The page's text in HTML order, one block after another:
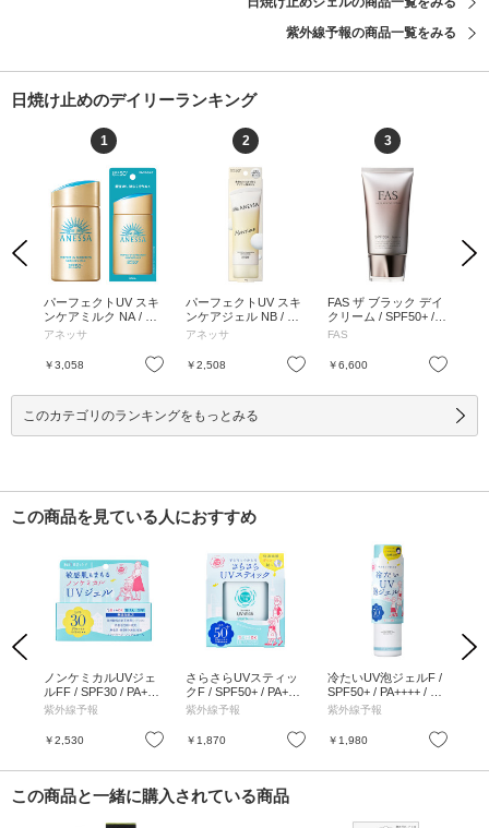
紫外線予報の商品一覧をみる
日焼け止めのデイリーランキング
Previous
お気に入り
1
パーフェクトUV スキ
ンケアミルク NA / SP
F50+ / PA++++ / 60mL
フローラルの香り / さ
らさら / 60mL
アネッサ
￥3,058 お気に入り
2
パーフェクトUV スキ
ンケアジェル NB / SP
F50+ / PA++++ / 90g /
ラルの香り / うるおっ
てべたつかない / 90g
アネッサ
￥2,508 お気に入り
3
FAS ザ ブラック デイ
クリーム / SPF50+ / P
A++++ / 40g / ベタつ
FAS
￥6,600
Next
このカテゴリのランキングをもっとみる
この商品を見ている人におすすめ
Previous
お気に入り
ノンケミカルUVジェ
ルFF / SPF30 / PA+++
/ 65g
紫外線予報
￥2,530 お気に入り
さらさらUVスティッ
クF / SPF50+ / PA+++
+ / 15g
紫外線予報
￥1,870 お気に入り
冷たいUV泡ジェルF /
SPF50+ / PA++++ / 90
g
紫外線予報
￥1,980
Next
この商品と一緒に購入されている商品